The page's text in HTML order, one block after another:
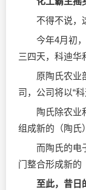
不得不说，这
今年4月初，
三四天，科迪华
原陶氏农业部
司，公司将以“科
陶氏除农业和
组成新的（陶氏
而陶氏的电子
门整合形成新的
至此，昔日